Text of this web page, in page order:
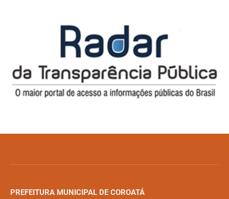
PREFEITURA MUNICIPAL DE COROATÁ